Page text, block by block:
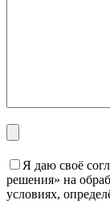
Я даю своё
решения» на
условиях,